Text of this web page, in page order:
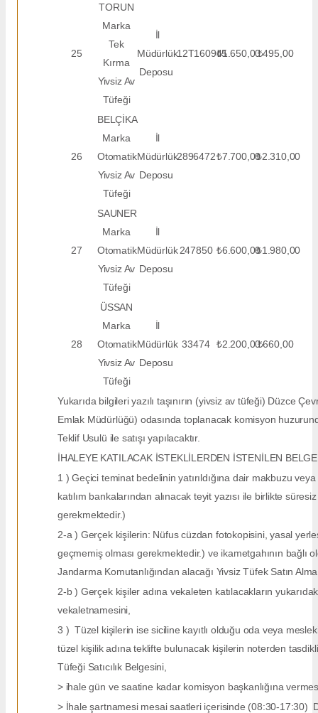
25
TORUN
Marka
Tek
Kırma
Yivsiz Av
Tüfeği
İl
Müdürlük
Deposu
12T160945₺1.650,00₺495,00
26
BELÇİKA
Marka
Otomatik
Yivsiz Av
Tüfeği
İl
Müdürlük
Deposu
2896472₺7.700,00₺2.310,00
27
SAUNER
Marka
Otomatik
Yivsiz Av
Tüfeği
İl
Müdürlük
Deposu
247850 ₺6.600,00₺1.980,00
28
ÜSSAN
Marka
Otomatik
Yivsiz Av
Tüfeği
İl
Müdürlük
Deposu
33474 ₺2.200,00₺660,00
Yukarıda bilgileri yazılı taşınırın (yivsiz av tüfeği) Düzce
Emlak Müdürlüğü) odasında toplanacak komisyon
Teklif Usulü ile satışı yapılacaktır.
İHALEYE KATILACAK İSTEKLİLERDEN İSTENİLEN
1 ) Geçici teminat bedelinin yatırıldığına dair makbuzu
katılım bankalarından alınacak teyit yazısı ile birlikte
gerekmektedir.)
2-a ) Gerçek kişilerin: Nüfus cüzdan fotokopisini, yasal
geçmemiş olması gerekmektedir.) ve ikametgahının
Jandarma Komutanlığından alacağı Yivsiz Tüfek Satın
2-b ) Gerçek kişiler adına vekaleten katılacakların
vekaletnamesini,
3 ) Tüzel kişilerin ise siciline kayıtlı olduğu oda veya
tüzel kişilik adına teklifte bulunacak kişilerin noterden
Tüfeği Satıcılık Belgesini,
> ihale gün ve saatine kadar komisyon başkanlığına
> İhale şartnamesi mesai saatleri içerisinde (08:30-17:30)